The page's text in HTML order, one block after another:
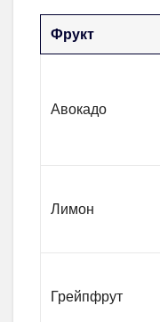
Фрукт
Авокадо
Лимон
Грейпфрут